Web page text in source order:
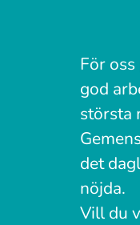
För
god
största
det
nöjda.
Vill du